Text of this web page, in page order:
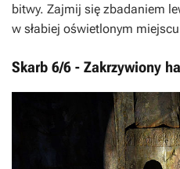
bitwy. Zajmij się zbadaniem
w słabiej oświetlonym
Skarb 6/6 - Zakrzywiony